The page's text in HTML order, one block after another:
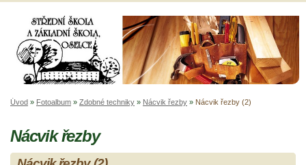
Úvod » Fotoalbum » Zdobné techniky » Nácvik řezby » Nácvik řezby (2)
Nácvik řezby